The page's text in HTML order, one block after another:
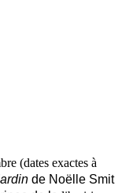
(dates exactes à
de Noëlle Smit